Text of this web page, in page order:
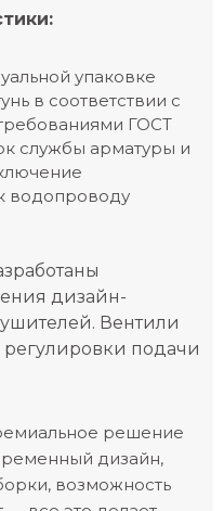
упаковке
в соответствии с
ГОСТ
службы арматуры и
водопроводу
дизайн-
Вентили
подачи
решение
дизайн,
возможность